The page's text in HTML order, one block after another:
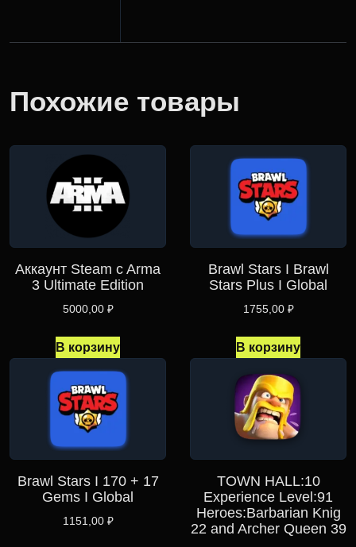
Похожие товары
Аккаунт Steam c Arma
3 Ultimate Edition
5000,00 ₽
В корзину
Brawl Stars I Brawl
Stars Plus I Global
1755,00 ₽
В корзину
Brawl Stars I 170 + 17
Gems I Global
1151,00 ₽
TOWN HALL:10
Experience Level:91
Heroes:Barbarian Knig
22 and Archer Queen 39